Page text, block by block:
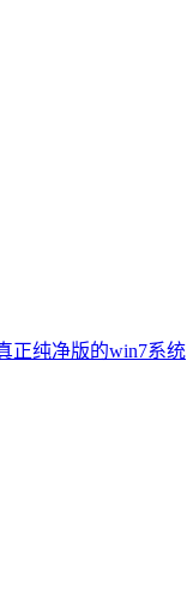
正纯净版的win7系统